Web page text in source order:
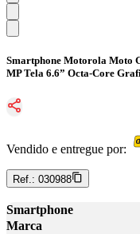
Smartphone Motorola Moto
MP Tela 6.6” Octa-Core
Vendido e entregue por:
Ref.: 030988
Smartphone
Marca